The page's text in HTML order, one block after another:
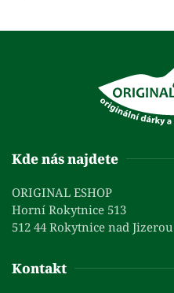
Kde nás najdete
ORIGINAL ESHOP
Horní Rokytnice 513
512 44 Rokytnice nad Jizerou
Kontakt